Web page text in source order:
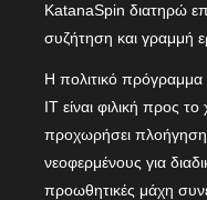
KatanaSpin διατηρώ
συζήτηση και γραμμή
Η πολιτικό
IT είναι φιλική προς
προχωρήσει πλοήγηση
νεοφερμένους για
προωθητικές μάχη